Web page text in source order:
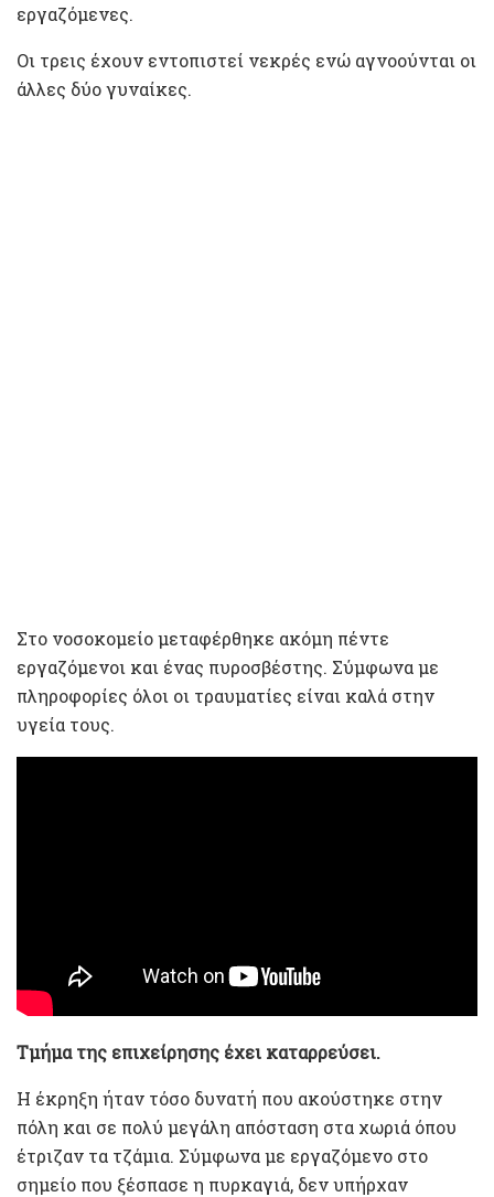
εργαζόμενες.
Οι τρεις έχουν εντοπιστεί νεκρές ενώ αγνοούνται οι
άλλες δύο γυναίκες.
Στο νοσοκομείο μεταφέρθηκε ακόμη πέντε
εργαζόμενοι και ένας πυροσβέστης. Σύμφωνα με
πληροφορίες όλοι οι τραυματίες είναι καλά στην
υγεία τους.
Τμήμα της επιχείρησης έχει καταρρεύσει.
Η έκρηξη ήταν τόσο δυνατή που ακούστηκε στην
πόλη και σε πολύ μεγάλη απόσταση στα χωριά όπου
έτριζαν τα τζάμια. Σύμφωνα με εργαζόμενο στο
σημείο που ξέσπασε η πυρκαγιά, δεν υπήρχαν